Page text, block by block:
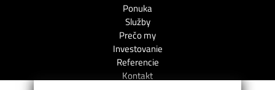
Ponuka
Služby
Prečo my
Investovanie
Referencie
Kontakt